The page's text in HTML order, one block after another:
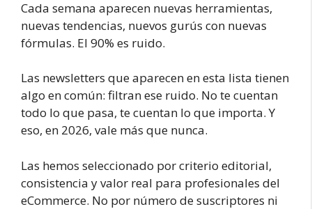
Cada semana aparecen nuevas herramientas,
nuevas tendencias, nuevos gurús con nuevas
fórmulas. El 90% es ruido.
Las newsletters que aparecen en esta lista tienen
algo en común: filtran ese ruido. No te cuentan
todo lo que pasa, te cuentan lo que importa. Y
eso, en 2026, vale más que nunca.
Las hemos seleccionado por criterio editorial,
consistencia y valor real para profesionales del
eCommerce. No por número de suscriptores ni